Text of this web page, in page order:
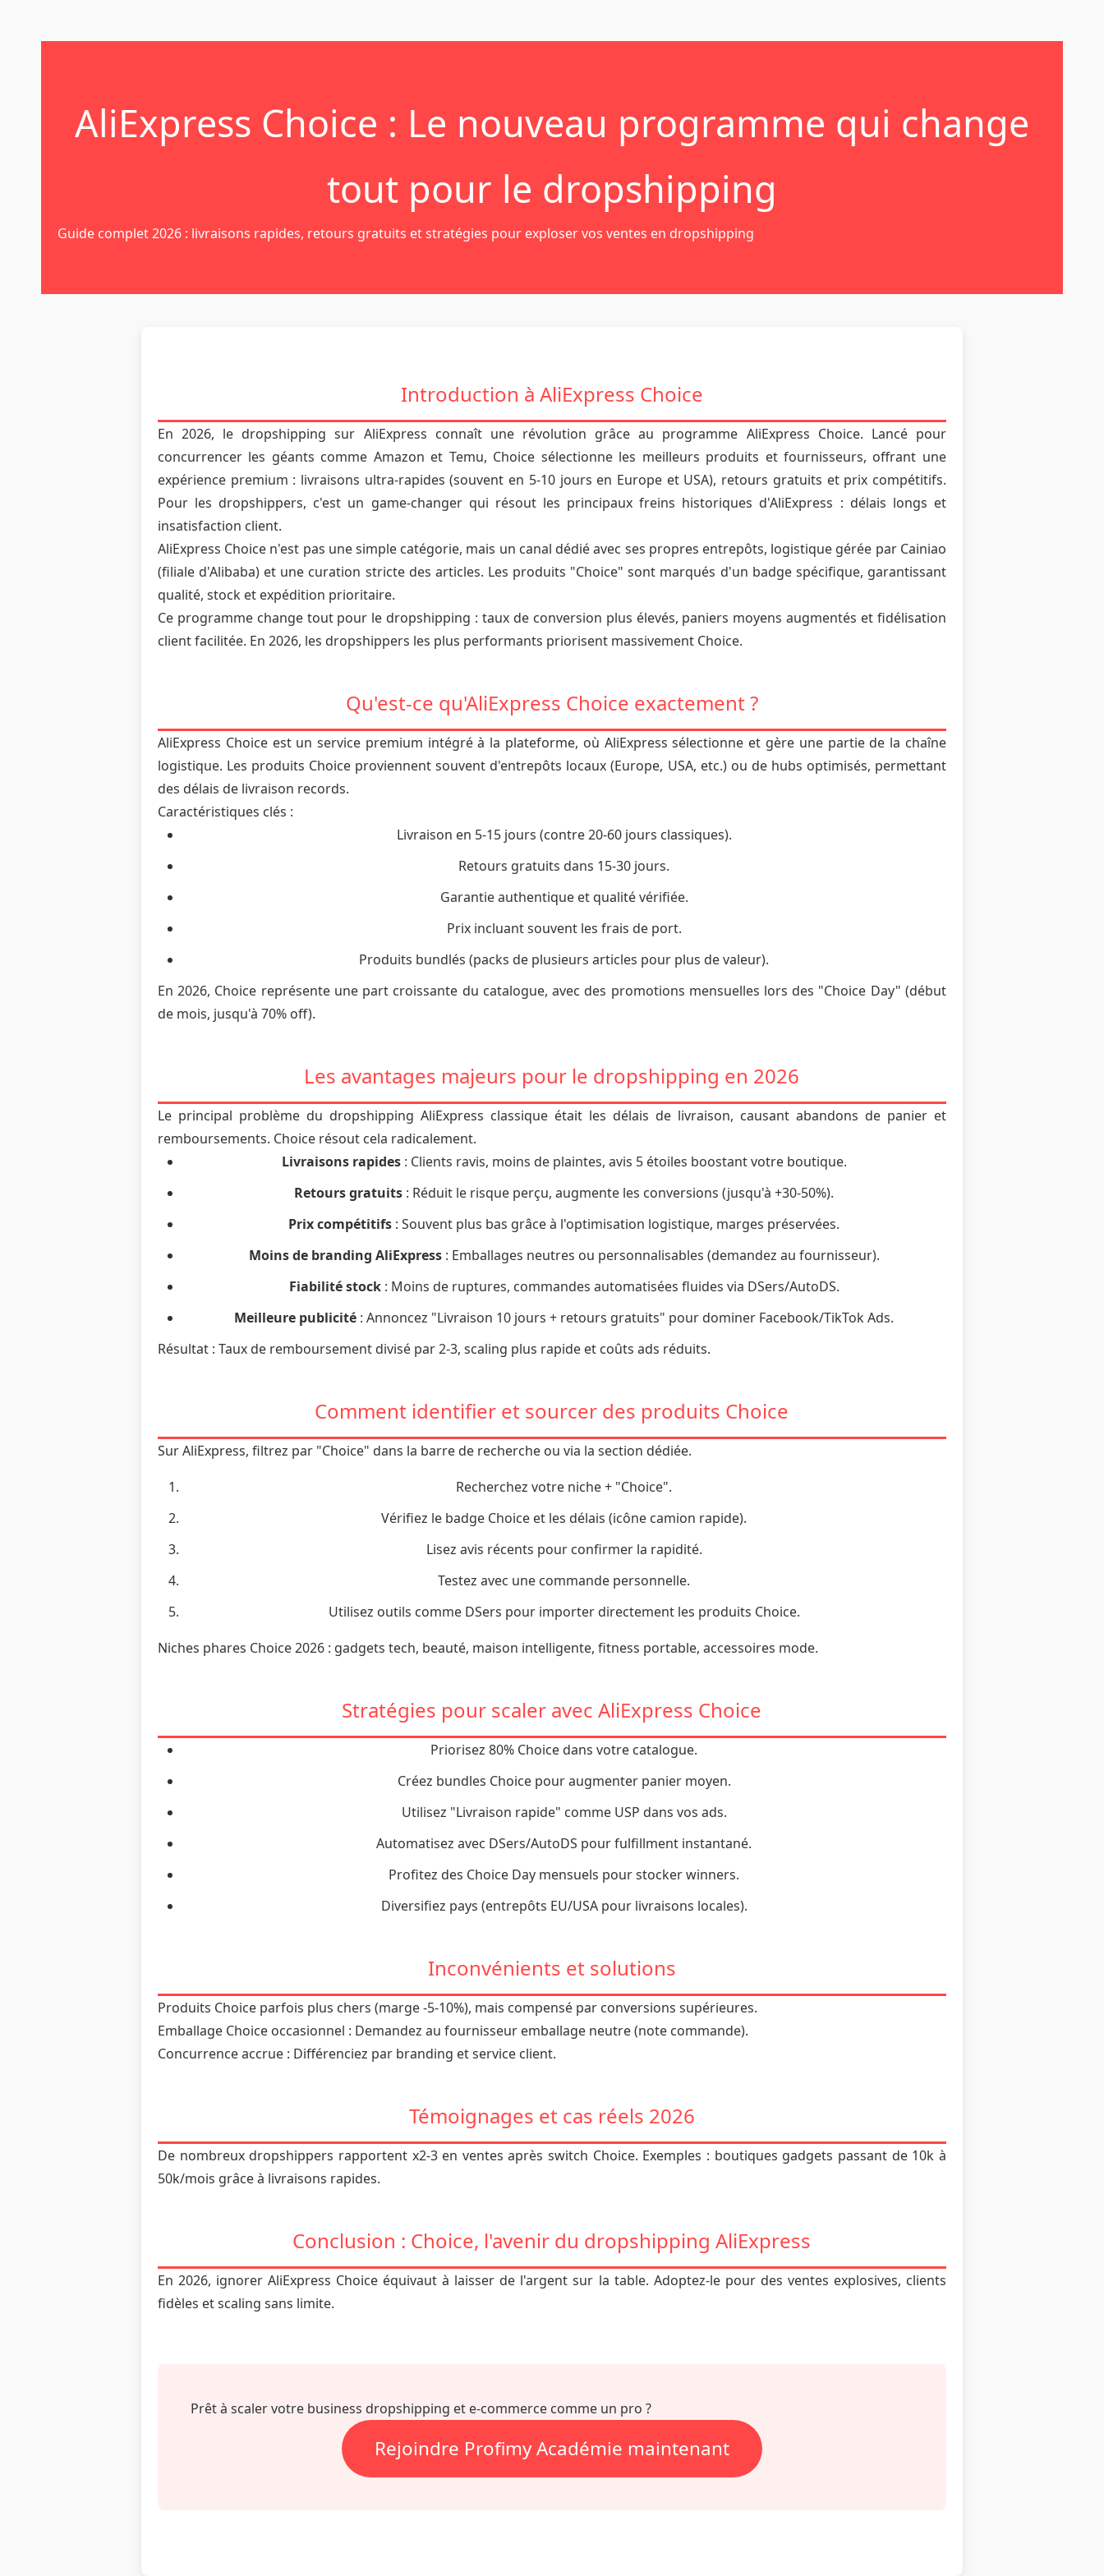
AliExpress Choice : Le nouveau programme qui change
tout pour le dropshipping
Guide complet 2026 : livraisons rapides, retours gratuits et stratégies pour exploser vos ventes en dropshipping
Introduction à AliExpress Choice
En 2026, le dropshipping sur AliExpress connaît une révolution grâce au programme AliExpress Choice. Lancé pour
concurrencer les géants comme Amazon et Temu, Choice sélectionne les meilleurs produits et fournisseurs, offrant une
expérience premium : livraisons ultra-rapides (souvent en 5-10 jours en Europe et USA), retours gratuits et prix compétitifs.
Pour les dropshippers, c'est un game-changer qui résout les principaux freins historiques d'AliExpress : délais longs et
insatisfaction client.
AliExpress Choice n'est pas une simple catégorie, mais un canal dédié avec ses propres entrepôts, logistique gérée par Cainiao
(filiale d'Alibaba) et une curation stricte des articles. Les produits "Choice" sont marqués d'un badge spécifique, garantissant
qualité, stock et expédition prioritaire.
Ce programme change tout pour le dropshipping : taux de conversion plus élevés, paniers moyens augmentés et fidélisation
client facilitée. En 2026, les dropshippers les plus performants priorisent massivement Choice.
Qu'est-ce qu'AliExpress Choice exactement ?
AliExpress Choice est un service premium intégré à la plateforme, où AliExpress sélectionne et gère une partie de la chaîne
logistique. Les produits Choice proviennent souvent d'entrepôts locaux (Europe, USA, etc.) ou de hubs optimisés, permettant
des délais de livraison records.
Caractéristiques clés :
Livraison en 5-15 jours (contre 20-60 jours classiques).
Retours gratuits dans 15-30 jours.
Garantie authentique et qualité vérifiée.
Prix incluant souvent les frais de port.
Produits bundlés (packs de plusieurs articles pour plus de valeur).
En 2026, Choice représente une part croissante du catalogue, avec des promotions mensuelles lors des "Choice Day" (début
de mois, jusqu'à 70% off).
Les avantages majeurs pour le dropshipping en 2026
Le principal problème du dropshipping AliExpress classique était les délais de livraison, causant abandons de panier et
remboursements. Choice résout cela radicalement.
Livraisons rapides: Clients ravis, moins de plaintes, avis 5 étoiles boostant votre boutique.
Retours gratuits : Réduit le risque perçu, augmente les conversions (jusqu'à +30-50%).
Prix compétitifs : Souvent plus bas grâce à l'optimisation logistique, marges préservées.
Moins de branding AliExpress: Emballages neutres ou personnalisables (demandez au fournisseur).
Fiabilité stock: Moins de ruptures, commandes automatisées fluides via DSers/AutoDS.
Meilleure publicité : Annoncez "Livraison 10 jours + retours gratuits" pour dominer Facebook/TikTok Ads.
Résultat : Taux de remboursement divisé par 2-3, scaling plus rapide et coûts ads réduits.
Comment identifier et sourcer des produits Choice
Sur AliExpress, filtrez par "Choice" dans la barre de recherche ou via la section dédiée.
Recherchez votre niche + "Choice".
Vérifiez le badge Choice et les délais (icône camion rapide).
Lisez avis récents pour confirmer la rapidité.
Testez avec une commande personnelle.
Utilisez outils comme DSers pour importer directement les produits Choice.
Niches phares Choice 2026 : gadgets tech, beauté, maison intelligente, fitness portable, accessoires mode.
Stratégies pour scaler avec AliExpress Choice
Priorisez 80% Choice dans votre catalogue.
Créez bundles Choice pour augmenter panier moyen.
Utilisez "Livraison rapide" comme USP dans vos ads.
Automatisez avec DSers/AutoDS pour fulfillment instantané.
Profitez des Choice Day mensuels pour stocker winners.
Diversifiez pays (entrepôts EU/USA pour livraisons locales).
Inconvénients et solutions
Produits Choice parfois plus chers (marge -5-10%), mais compensé par conversions supérieures.
Emballage Choice occasionnel : Demandez au fournisseur emballage neutre (note commande).
Concurrence accrue : Différenciez par branding et service client.
Témoignages et cas réels 2026
De nombreux dropshippers rapportent x2-3 en ventes après switch Choice. Exemples : boutiques gadgets passant de 10k à
50k/mois grâce à livraisons rapides.
Conclusion : Choice, l'avenir du dropshipping AliExpress
En 2026, ignorer AliExpress Choice équivaut à laisser de l'argent sur la table. Adoptez-le pour des ventes explosives, clients
fidèles et scaling sans limite.
Prêt à scaler votre business dropshipping et e-commerce comme un pro ?
Rejoindre Profimy Académie maintenant